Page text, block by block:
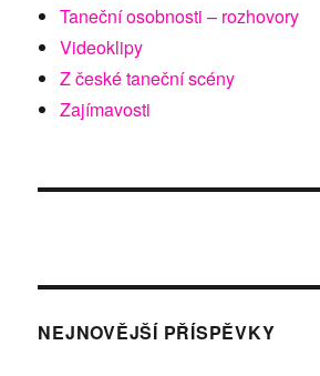
Taneční osobnosti – rozhovory
Videoklipy
Z české taneční scény
Zajímavosti
NEJNOVĚJŠÍ PŘÍSPĚVKY